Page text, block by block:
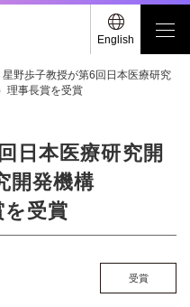
English
星野歩子教授が第6回日本医療研究
理事長賞を受賞
日本医療研究開
開発機構
を受賞
受賞